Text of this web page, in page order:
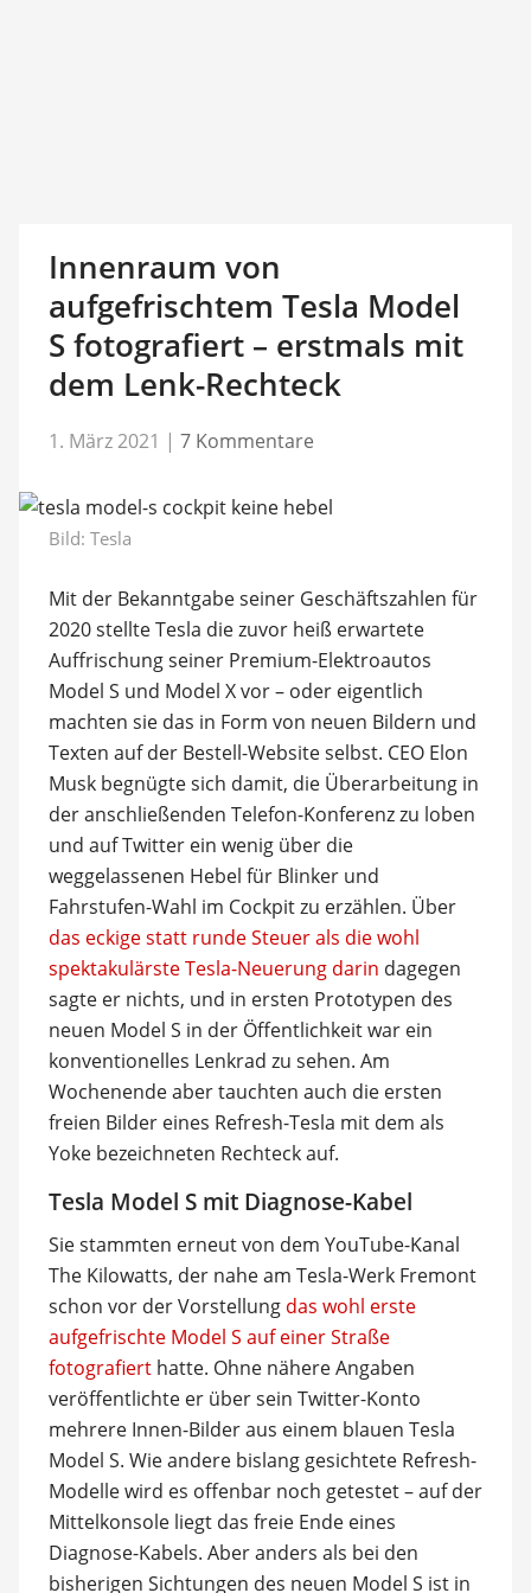
Innenraum von
aufgefrischtem Tesla Model
S fotografiert – erstmals mit
dem Lenk-Rechteck
1. März 2021 | 7 Kommentare
Bild: Tesla
Mit der Bekanntgabe seiner Geschäftszahlen für
2020 stellte Tesla die zuvor heiß erwartete
Auffrischung seiner Premium-Elektroautos
Model S und Model X vor – oder eigentlich
machten sie das in Form von neuen Bildern und
Texten auf der Bestell-Website selbst. CEO Elon
Musk begnügte sich damit, die Überarbeitung in
der anschließenden Telefon-Konferenz zu loben
und auf Twitter ein wenig über die
weggelassenen Hebel für Blinker und
Fahrstufen-Wahl im Cockpit zu erzählen. Über
das eckige statt runde Steuer als die wohl
spektakulärste Tesla-Neuerung darin dagegen
sagte er nichts, und in ersten Prototypen des
neuen Model S in der Öffentlichkeit war ein
konventionelles Lenkrad zu sehen. Am
Wochenende aber tauchten auch die ersten
freien Bilder eines Refresh-Tesla mit dem als
Yoke bezeichneten Rechteck auf.
Tesla Model S mit Diagnose-Kabel
Sie stammten erneut von dem YouTube-Kanal
The Kilowatts, der nahe am Tesla-Werk Fremont
schon vor der Vorstellung das wohl erste
aufgefrischte Model S auf einer Straße
fotografierthatte. Ohne nähere Angaben
veröffentlichte er über sein Twitter-Konto
mehrere Innen-Bilder aus einem blauen Tesla
Model S. Wie andere bislang gesichtete Refresh-
Modelle wird es offenbar noch getestet – auf der
Mittelkonsole liegt das freie Ende eines
Diagnose-Kabels. Aber anders als bei den
bisherigen Sichtungen des neuen Model S ist in